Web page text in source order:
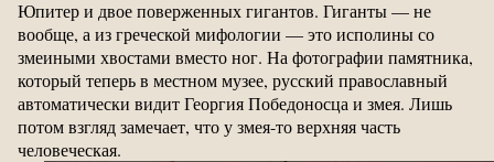
Юпитер и двое поверженных гигантов. Гиганты — не
вообще, а из греческой мифологии — это исполины со
змеиными хвостами вместо ног. На фотографии памятника,
который теперь в местном музее, русский православный
автоматически видит Георгия Победоносца и змея. Лишь
потом взгляд замечает, что у змея-то верхняя часть
человеческая.